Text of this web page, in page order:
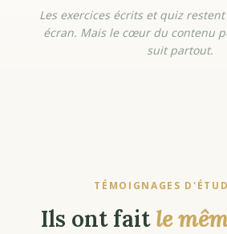
Les exercices écrits et quiz
écran. Mais le cœur du contenu
suit partout.
TÉMOIGNAGES
Ils ont faitle